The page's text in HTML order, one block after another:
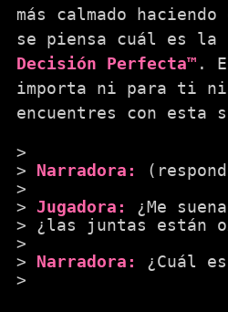
más calmado
se piensa cuál es la
Decisión Perfecta™ .
importa ni para ti ni
encuentres con
Narradora:
Jugadora:
¿Me
¿las juntas están
Narradora:
¿Cuál